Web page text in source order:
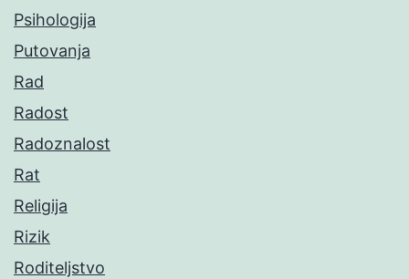
Psihologija
Putovanja
Rad
Radost
Radoznalost
Rat
Religija
Rizik
Roditeljstvo